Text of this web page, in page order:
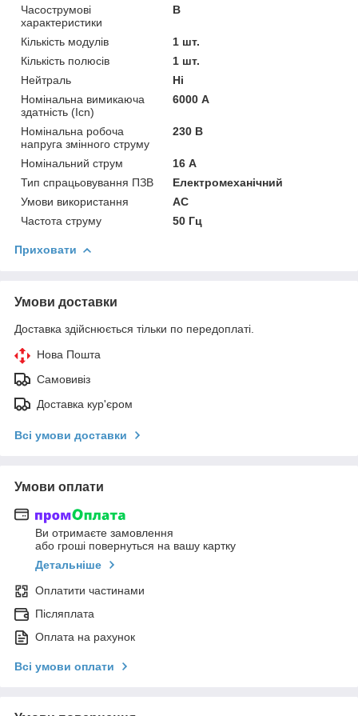
Часострумові
характеристики
B
Кількість модулів
1 шт.
Кількість полюсів
1 шт.
Нейтраль
Ні
Номінальна вимикаюча
здатність (Icn)
6000 А
Номінальна робоча
напруга змінного струму
230 В
Номінальний струм
16 А
Тип спрацьовування ПЗВ
Електромеханічний
Умови використання
АС
Частота струму
50 Гц
Приховати
Умови доставки
Доставка здійснюється тільки по передоплаті.
Нова Пошта
Самовивіз
Доставка кур'єром
Всі умови доставки
Умови оплати
Ви отримаєте замовлення
або гроші повернуться на вашу картку
Детальніше
Оплатити частинами
Післяплата
Оплата на рахунок
Всі умови оплати